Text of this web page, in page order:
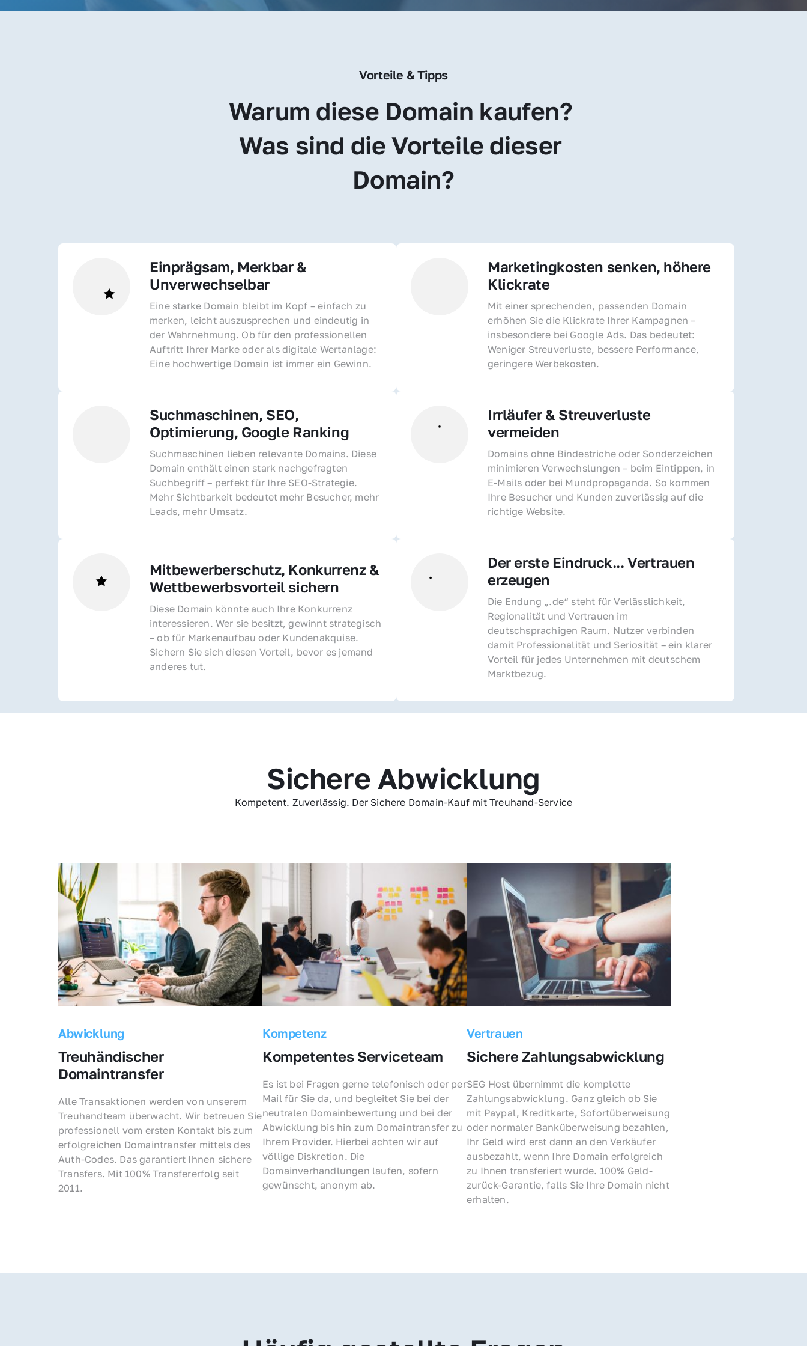
Vorteile & Tipps
Warum diese Domain kaufen?
Was sind die Vorteile dieser
Domain?
Einprägsam, Merkbar &
Unverwechselbar
Eine starke Domain bleibt im Kopf – einfach zu
merken, leicht auszusprechen und eindeutig in
der Wahrnehmung. Ob für den professionellen
Auftritt Ihrer Marke oder als digitale Wertanlage:
Eine hochwertige Domain ist immer ein Gewinn.
Marketingkosten senken, höhere
Klickrate
Mit einer sprechenden, passenden Domain
erhöhen Sie die Klickrate Ihrer Kampagnen –
insbesondere bei Google Ads. Das bedeutet:
Weniger Streuverluste, bessere Performance,
geringere Werbekosten.
Suchmaschinen, SEO,
Optimierung, Google Ranking
Suchmaschinen lieben relevante Domains. Diese
Domain enthält einen stark nachgefragten
Suchbegriff – perfekt für Ihre SEO-Strategie.
Mehr Sichtbarkeit bedeutet mehr Besucher, mehr
Leads, mehr Umsatz.
Irrläufer & Streuverluste
vermeiden
Domains ohne Bindestriche oder Sonderzeichen
minimieren Verwechslungen – beim Eintippen, in
E-Mails oder bei Mundpropaganda. So kommen
Ihre Besucher und Kunden zuverlässig auf die
richtige Website.
Mitbewerberschutz, Konkurrenz &
Wettbewerbsvorteil sichern
Diese Domain könnte auch Ihre Konkurrenz
interessieren. Wer sie besitzt, gewinnt strategisch
– ob für Markenaufbau oder Kundenakquise.
Sichern Sie sich diesen Vorteil, bevor es jemand
anderes tut.
Der erste Eindruck... Vertrauen
erzeugen
Die Endung „.de“ steht für Verlässlichkeit,
Regionalität und Vertrauen im
deutschsprachigen Raum. Nutzer verbinden
damit Professionalität und Seriosität – ein klarer
Vorteil für jedes Unternehmen mit deutschem
Marktbezug.
Sichere Abwicklung
Kompetent. Zuverlässig. Der Sichere Domain-Kauf mit Treuhand-Service
Abwicklung
Treuhändischer
Domaintransfer
Alle Transaktionen werden von unserem
Treuhandteam überwacht. Wir betreuen Sie
professionell vom ersten Kontakt bis zum
erfolgreichen Domaintransfer mittels des
Auth-Codes. Das garantiert Ihnen sichere
Transfers. Mit 100% Transfererfolg seit
2011.
Kompetenz
Kompetentes Serviceteam
Es ist bei Fragen gerne telefonisch oder per
Mail für Sie da, und begleitet Sie bei der
neutralen Domainbewertung und bei der
Abwicklung bis hin zum Domaintransfer zu
Ihrem Provider. Hierbei achten wir auf
völlige Diskretion. Die
Domainverhandlungen laufen, sofern
gewünscht, anonym ab.
Vertrauen
Sichere Zahlungsabwicklung
SEG Host übernimmt die komplette
Zahlungsabwicklung. Ganz gleich ob Sie
mit Paypal, Kreditkarte, Sofortüberweisung
oder normaler Banküberweisung bezahlen,
Ihr Geld wird erst dann an den Verkäufer
ausbezahlt, wenn Ihre Domain erfolgreich
zu Ihnen transferiert wurde. 100% Geld-
zurück-Garantie, falls Sie Ihre Domain nicht
erhalten.